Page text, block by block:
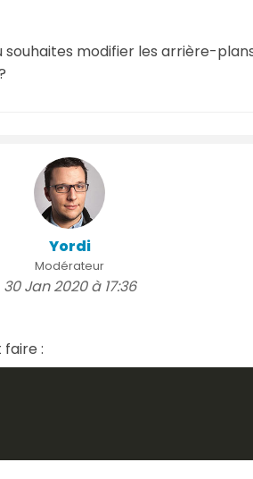
souhaites modifier les arrière-
Yordi
Modérateur
30 Jan 2020 à 17:36
: